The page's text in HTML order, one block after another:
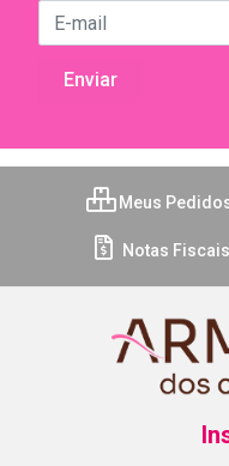
Meus
Notas Fiscais